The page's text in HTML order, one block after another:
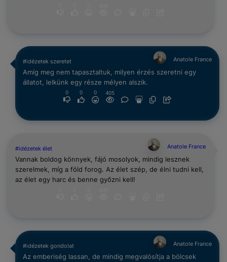
#idézetek szeretet Anatole France
Amíg meg nem tapasztaltuk, milyen érzés szeretni egy
állatot, lelkünk egy része mélyen alszik.
0 0 0 405
#idézetek élet Anatole France
Vannak boldog könnyek, fájó mosolyok, mindig lesznek
szerelmek, míg a föld forog. Az élet szép, de élni tudni kell,
az élet egy harc és benne győzni kell!
#idézetek gondolat Anatole France
Az emberiség lassan, de mindig megvalósítja a bölcsek